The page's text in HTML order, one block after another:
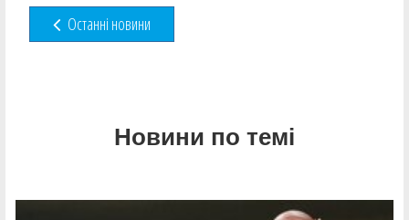
Останні новини
Новини по темі